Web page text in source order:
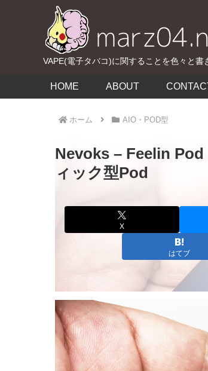
VAPE(電子タバコ)に関することを色々と書
HOME ABOUT
ホーム AIO・POD型
Nevoks – Feelin
ィック型Pod
X
はてブ